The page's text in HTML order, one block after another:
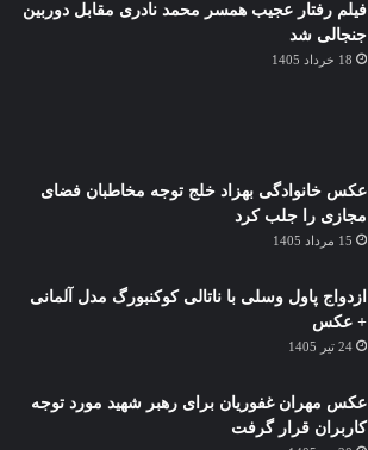
فیلم رفتار عجیب همسر محمد نادری مقابل دوربین
جنجالی شد
18 خرداد 1405
عکس خانوادگی بهزاد خلج توجه مخاطبان فضای
مجازی را جلب کرد
15 مرداد 1405
ازدواج پاول وسلی با ناتالی کوکنبورگ مدل آلمانی
+ عکس
24 تیر 1405
عکس مهران غفوریان برای رهبر شهید مورد توجه
کاربران قرار گرفت